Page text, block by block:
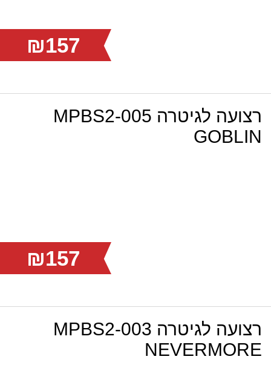
₪157
רצועה לגיטרה MPBS2-005
GOBLIN
₪157
רצועה לגיטרה MPBS2-003
NEVERMORE